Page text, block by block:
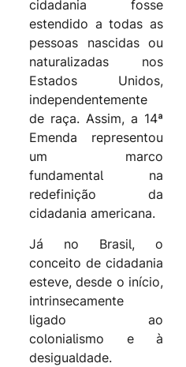
cidadania fosse
estendido a todas as
pessoas nascidas ou
naturalizadas nos
Estados Unidos,
independentemente
de raça. Assim, a 14ª
Emenda representou
um marco
fundamental na
redefinição da
cidadania americana.
Já no Brasil, o
conceito de cidadania
esteve, desde o início,
intrinsecamente
ligado ao
colonialismo e à
desigualdade.